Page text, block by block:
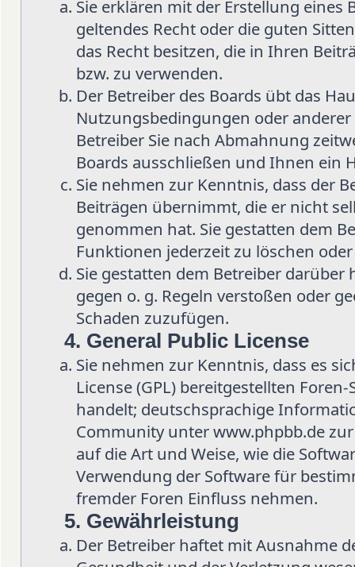
Sie erklären mit der Erstellung eines
geltendes Recht oder die guten
das Recht besitzen, die in Ihren
bzw. zu verwenden.
Der Betreiber des Boards übt das
Nutzungsbedingungen oder
Betreiber Sie nach Abmahnung
Boards ausschließen und Ihnen ein
Sie nehmen zur Kenntnis, dass der
Beiträgen übernimmt, die er nicht
genommen hat. Sie gestatten dem
Funktionen jederzeit zu löschen
Sie gestatten dem Betreiber
gegen o. g. Regeln verstoßen oder
Schaden zuzufügen.
4. General Public License
Sie nehmen zur Kenntnis, dass es
License (GPL) bereitgestellten
handelt; deutschsprachige
Community unter www.phpbb.de
auf die Art und Weise, wie die
Verwendung der Software für
fremder Foren Einfluss nehmen.
5. Gewährleistung
Der Betreiber haftet mit Ausnahme